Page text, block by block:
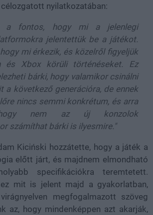
nyilatkozatában:
a fontos, hogy mi a jelenlegi
jelentettük be a játékot.
mi érkezik, és közelről figyeljük
és Xbox körüli történéseket. Ez
bárki, hogy valamikor csinálni
a következő generációra, de ennek
nincs semmi konkrétum, és arra
hogy nem az új konzolok
számíthat bárki is ilyesmire."
Kiciński hozzátette, hogy a játék a
előtt járt, és majdnem elmondható
specifikációkra teremtetett.
mit is jelent majd a gyakorlatban,
megfogalmazott szöveg
az, hogy mindenképpen azt akarják,